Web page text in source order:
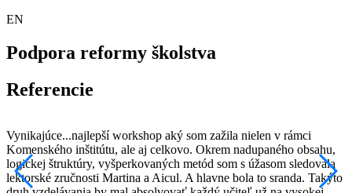
EN
Podpora reformy školstva
Referencie
Vynikajúce...najlepší workshop aký som zažila nielen v rámci
Komenského inštitútu, ale aj celkovo. Okrem nadupaného obsahu,
logickej štruktúry, vyšperkovaných metód som s úžasom sledovala
lektorské zručnosti Martina a Aicul. A hlavne bola to sranda. Takýto